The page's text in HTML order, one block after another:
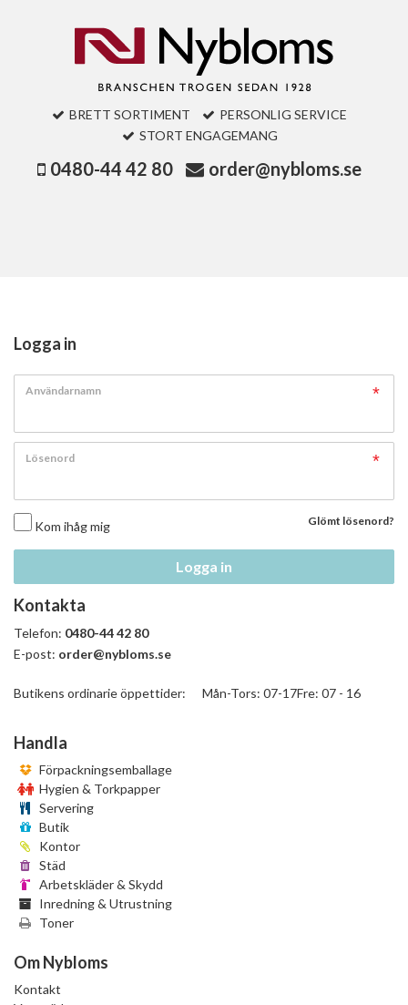
BRETT SORTIMENT
PERSONLIG SERVICE
STORT ENGAGEMANG
0480-44 42 80 order@nybloms.se
Logga in
Användarnamn
Lösenord
Kom ihåg mig Glömt lösenord?
Logga in
Kontakta
Telefon: 0480-44 42 80
E-post: order@nybloms.se
Butikens ordinarie öppettider: Mån-Tors: 07-17Fre: 07 - 16
Handla
Förpackningsemballage
Hygien & Torkpapper
Servering
Butik
Kontor
Städ
Arbetskläder & Skydd
Inredning & Utrustning
Toner
Om Nybloms
Kontakt